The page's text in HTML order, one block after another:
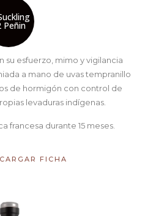
Peñin
esfuerzo, mimo y vigilancia
a mano de uvas tempranillo
de hormigón con control de
levaduras indígenas.
francesa durante 15 meses.
FICHA